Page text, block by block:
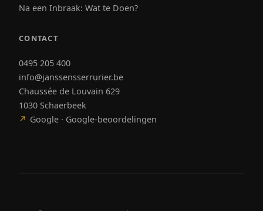
Na een Inbraak: Wat te Doen?
CONTACT
0495 205 400
info@janssensserrurier.be
Chaussée de Louvain 629
1030 Schaerbeek
↗ Google · Google-beoordelingen